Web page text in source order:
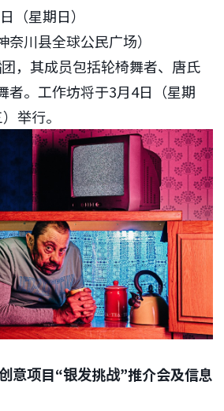
（星期日）
川县全球公民广场）
，其成员包括轮椅舞者、唐氏
者。工作坊将于3月4日（星期
举行。
意项目“银发挑战”推介会及信息